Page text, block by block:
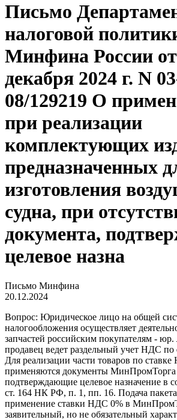
Письмо
налоговой
Минфина России
декабря 2024 г. N
08/129219 О
при реализации
комплектующих
предназначенных
изготовления
судна, при
документа,
целевое назна
Письмо Минфина
20.12.2024
Вопрос: Юридическое лицо на общей
налогообложения осуществляет
запчастей российским покупателям -
продавец ведет раздельный учет НДС по
Для реализации части товаров по
применяются документы
подтверждающие целевое назначение в
ст. 164 НК РФ, п. 1, пп. 16. Подача
применение ставки НДС 0% в
заявительный, но не обязательный